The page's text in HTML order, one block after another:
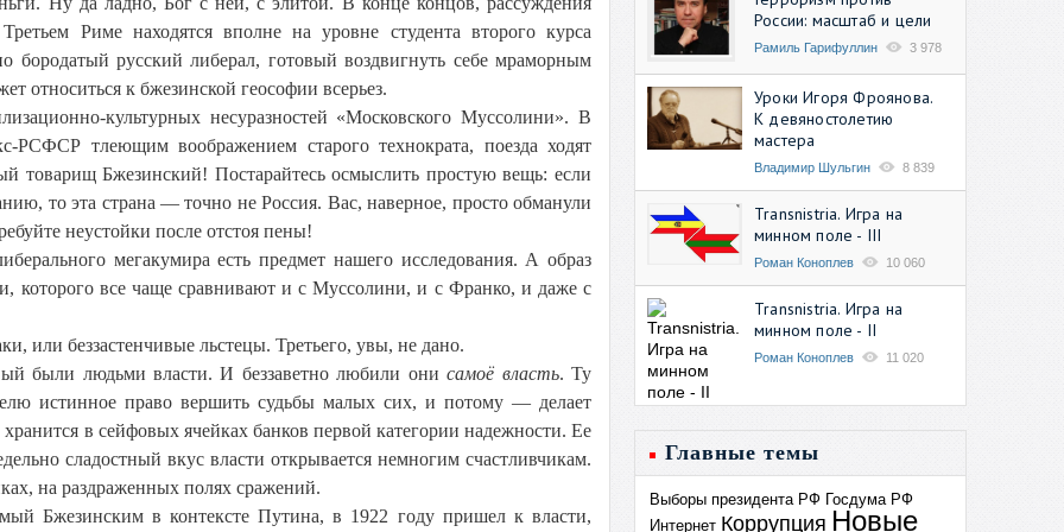
Риме находятся вполне на уровне студента второго курса
бородатый русский либерал, готовый воздвигнуть себе мраморным
относиться к бжезинской геософии всерьез.
культурных несуразностей «Московского Муссолини». В
РСФСР тлеющим воображением старого технократа, поезда ходят
товарищ Бжезинский! Постарайтесь осмыслить простую вещь: если
то эта страна — точно не Россия. Вас, наверное, просто обманули
неустойки после отстоя пены!
мегакумира есть предмет нашего исследования. А образ
которого все чаще сравнивают и с Муссолини, и с Франко, и даже с
или беззастенчивые льстецы. Третьего, увы, не дано.
были людьми власти. И беззаветно любили онисамоё власть. Ту
истинное право вершить судьбы малых сих, и потому — делает
в сейфовых ячейках банков первой категории надежности. Ее
сладостный вкус власти открывается немногим счастливчикам.
на раздраженных полях сражений.
Бжезинским в контексте Путина, в 1922 году пришел к власти,
России: масштаб и цели
Рамиль Гарифуллин 3 978
Уроки Игоря Фроянова.
К девяностолетию
мастера
Владимир Шульгин 8 839
Transnistria. Игра на
минном поле - III
Роман Коноплев 10 060
Transnistria. Игра на
минном поле - II
Роман Коноплев 11 020
Главные темы
Выборы президента РФ Госдума РФ
Интернет Коррупция Новые